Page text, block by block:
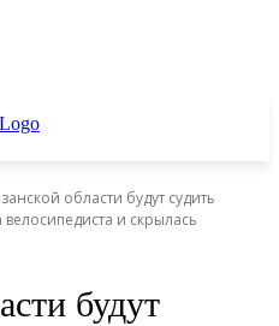
области будут судить
и скрылась
будут